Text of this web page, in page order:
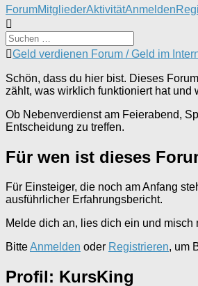
Forum-
Navigation
ForumMitgliederAktivitätAnmelden
Forum-
-
Du
hier:
Geld verdienen Forum / Geld im
Schön, dass du hier bist. Dieses
zählt, was wirklich funktioniert hat und
Ob Nebenverdienst am Feierabend,
Entscheidung zu treffen.
Für wen ist dieses
Für Einsteiger, die noch am Anfang
ausführlicher Erfahrungsbericht.
Melde dich an, lies dich ein und
BitteAnmelden oder Registrieren, um
Profil: KursKing